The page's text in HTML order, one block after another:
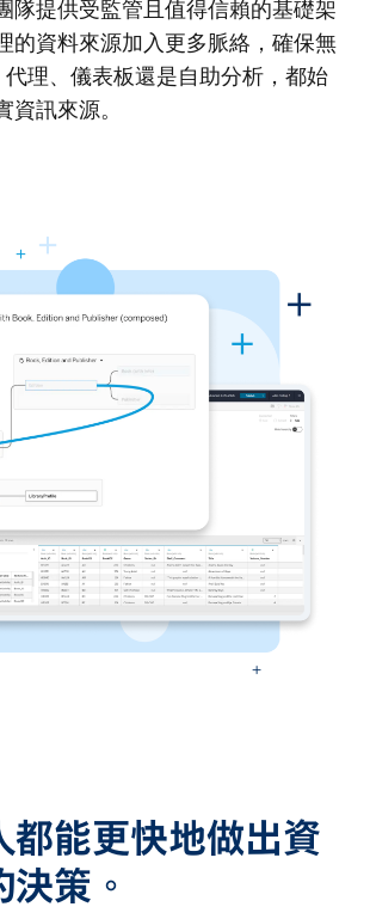
隊提供受監管且值得信賴的基礎架
的資料來源加入更多脈絡，確保無
理、儀表板還是自助分析，都始
訊來源。
都能更快地做出資
策。